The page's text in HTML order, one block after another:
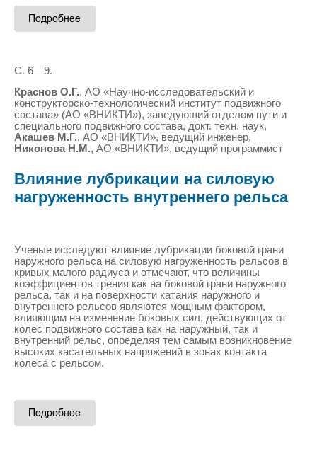
С. 6—9.
Краснов О.Г., АО «Научно-исследовательский и
конструкторско-технологический институт подвижного
состава» (АО «ВНИКТИ»), заведующий отделом пути и
специального подвижного состава, докт. техн. наук,
Акашев М.Г., АО «ВНИКТИ», ведущий инженер,
Никонова Н.М., АО «ВНИКТИ», ведущий программист
Влияние лубрикации на силовую
нагруженность внутреннего рельса
Ученые исследуют влияние лубрикации боковой грани
наружного рельса на силовую нагруженность рельсов в
кривых малого радиуса и отмечают, что величины
коэффициентов трения как на боковой грани наружного
рельса, так и на поверхности катания наружного и
внутреннего рельсов являются мощным фактором,
влияющим на изменение боковых сил, действующих от
колес подвижного состава как на наружный, так и
внутренний рельс, определяя тем самым возникновение
высоких касательных напряжений в зонах контакта
колеса с рельсом.